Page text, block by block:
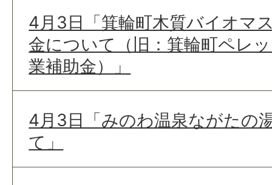
4月3日「箕輪町木質バイオマ
金について（旧：箕輪町ペレ
業補助金）」
4月3日「みのわ温泉ながたの
て」